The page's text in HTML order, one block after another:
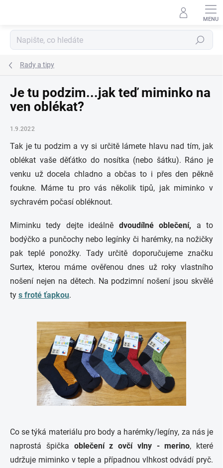
Hledat
Rady a tipy
Je tu podzim...jak teď miminko na
ven oblékat?
1.9.2022
Tak je tu podzim a vy si určitě lámete hlavu nad tím, jak
oblékat vaše děťátko do nosítka (nebo šátku). Ráno je
venku už docela chladno a občas to i přes den pěkně
foukne. Máme tu pro vás několik tipů, jak miminko v
sychravém počasí obléknout.
Miminku tedy dejte ideálně dvoudílné oblečení, a to
bodýčko a punčochy nebo legínky či harémky, na nožičky
pak teplé ponožky. Tady určitě doporučujeme značku
Surtex, kterou máme ověřenou dnes už roky vlastního
nošení nejen na dětech. Na podzimní nošení jsou skvělé
ty s froté ťapkou.
Co se týká materiálu pro body a harémky/legíny, za nás je
naprostá špička oblečení z ovčí vlny - merino, které
udržuje miminko v teple a případnou vlhkost odvádí pryč.